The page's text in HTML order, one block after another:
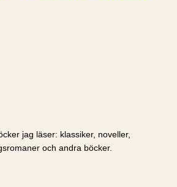
jag läser: klassiker, noveller,
och andra böcker.